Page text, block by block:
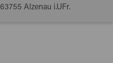
63755 Alzenau i.UFr.